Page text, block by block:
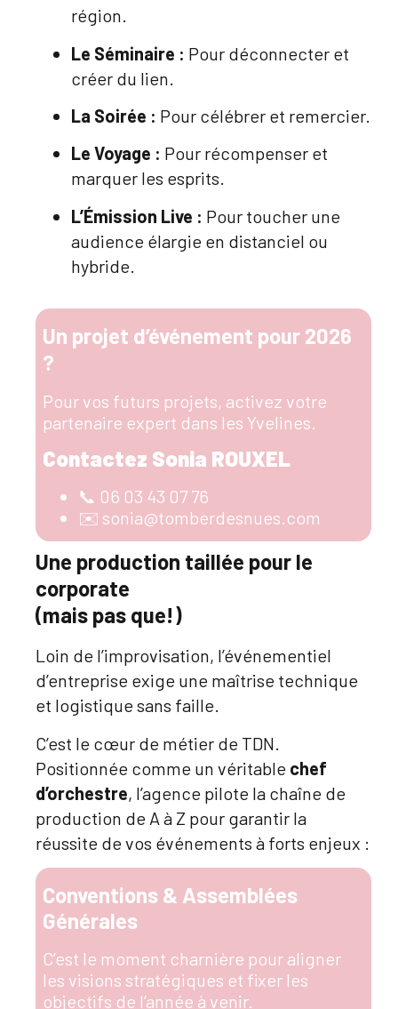
région.
Le Séminaire : Pour déconnecter et
créer du lien
La Soirée : Pour célébrer et remercier.
Le Voyage : Pour récompenser et
marquer les esprits.
L’Émission Live : Pour toucher une
audience élargie en distanciel ou
hybride
Un projet d’événement pour 2026
?
Pour vos futurs projets, activez votre
partenaire expert dans les Yvelines.
Contactez Sonia ROUXEL
📞 06 03 43 07 76
✉️ sonia@tomberdesnues.com
Une production taillée pour le
corporate
(mais pas que!)
Loin de l’improvisation, l’événementiel
d’entreprise exige une maîtrise technique
et logistique sans faille.
C’est le cœur de métier de TDN.
Positionnée comme un véritable chef
d’orchestre, l’agence pilote la chaîne de
production de A à Z pour garantir la
réussite de vos événements à forts enjeux :
Conventions & Assemblées
Générales
C’est le moment charnière pour aligner
les visions stratégiques et fixer les
objectifs de l’année à venir.